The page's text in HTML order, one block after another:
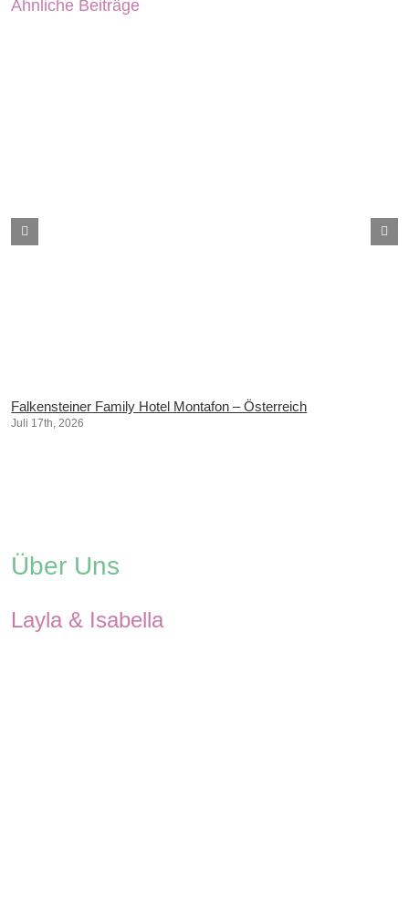
Ähnliche Beiträge
Falkensteiner Family Hotel Montafon – Österreich
Juli 17th, 2026
Über Uns
Layla & Isabella